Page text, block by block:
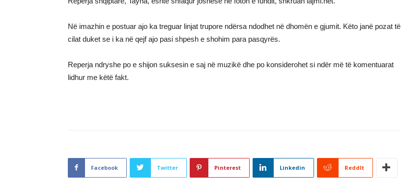
Në imazhin e postuar ajo ka treguar linjat trupore ndërsa ndodhet në dhomën e gjumit. Këto janë pozat të
cilat duket se i ka në qejf ajo pasi shpesh e shohim para pasqyrës.
Reperja ndryshe po e shijon suksesin e saj në muzikë dhe po konsiderohet si ndër më të komentuarat
lidhur me këtë fakt.
Facebook Twitter Pinterest Linkedin ReddIt